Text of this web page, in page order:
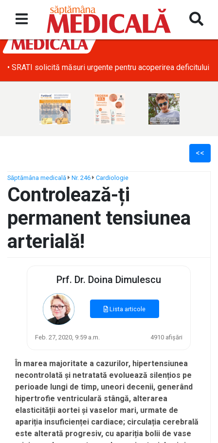
• SRATI solicită măsuri urgente pentru acoperirea deficitului
<<
Săptămâna medicală Nr. 246 Cardiologie
Controlează-ți
permanent tensiunea
arterială!
Prf. Dr. Doina Dimulescu
Lista articole
Feb. 27, 2020, 9:59 a.m. 4910 afișări
În marea majoritate a cazurilor, hipertensiunea
necontrolată și netratată evoluează silențios pe
perioade lungi de timp, uneori decenii, generând
hipertrofie ventriculară stângă, alterarea
elasticității aortei și vaselor mari, urmate de
apariția insuficienței cardiace; circulația cerebrală
este alterată progresiv, cu apariția bolii de vase